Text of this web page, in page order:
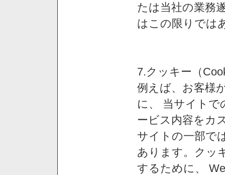
たは当社の業務
はこの限りでは
7.クッキー（
例えば、お客様
に、 当サイトで
ービス内容をカ
サイトの一部で
あります。クッ
するために、